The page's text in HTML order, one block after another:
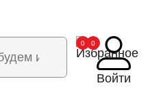
0 0
Войти